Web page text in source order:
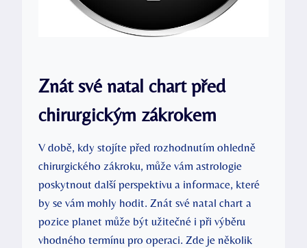
Znát své natal chart před
chirurgickým zákrokem
V době, kdy stojíte před rozhodnutím ohledně
chirurgického zákroku, může vám astrologie
poskytnout další perspektivu a informace, které
by se vám mohly hodit. Znát své natal chart a
pozice planet může být užitečné i při výběru
vhodného termínu pro operaci. Zde je několik